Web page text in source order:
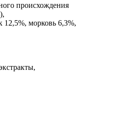
происхождения
морковь 6,3%,